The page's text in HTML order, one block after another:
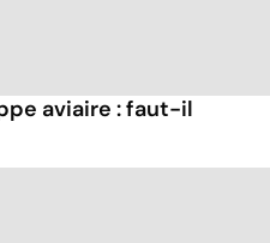
aviaire : faut-il